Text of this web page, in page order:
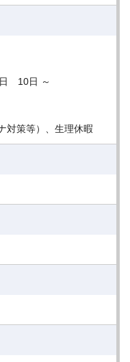
10日 ～
対策等）、生理休暇